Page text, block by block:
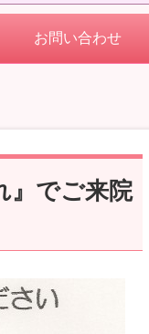
お問い合わせ
』でご来院